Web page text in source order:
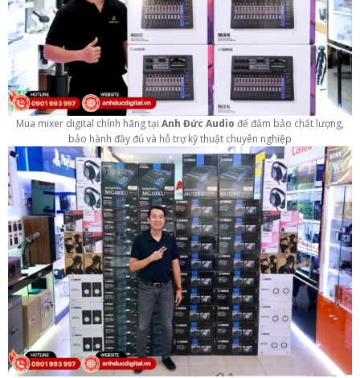
Mua mixer digital chính hãng tại Anh Đức Audio để đảm bảo chất lượng,
bảo hành đầy đủ và hỗ trợ kỹ thuật chuyên nghiệp